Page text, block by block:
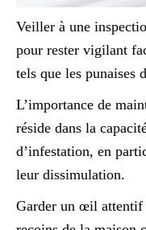
Veiller à une
pour rester vigilant
tels que les punaises
L’importance de
réside dans la
d’infestation, en
leur dissimulation.
Garder un œil attentif